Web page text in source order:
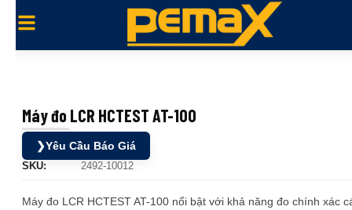
Máy đo LCR HCTEST AT-100
❯Yêu Cầu Báo Giá
SKU: 2492-10012
Máy đo LCR HCTEST AT-100 nổi bật với khả năng đo chính xác